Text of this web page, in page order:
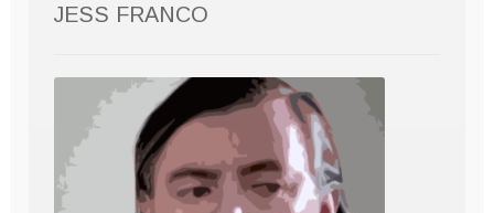
JESS FRANCO